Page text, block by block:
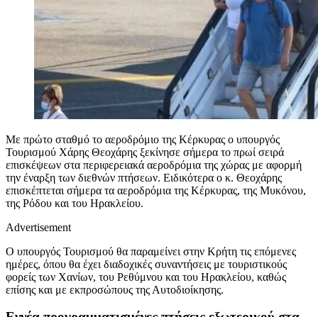
Με πρώτο σταθμό το αεροδρόμιο της Κέρκυρας ο υπουργός
Τουρισμού Χάρης Θεοχάρης ξεκίνησε σήμερα το πρωί σειρά
επισκέψεων στα περιφερειακά αεροδρόμια της χώρας με αφορμή
την έναρξη των διεθνών πτήσεων. Ειδικότερα ο κ. Θεοχάρης
επισκέπτεται σήμερα τα αεροδρόμια της Κέρκυρας, της Μυκόνου,
της Ρόδου και του Ηρακλείου.
Advertisement
Ο υπουργός Τουρισμού θα παραμείνει στην Κρήτη τις επόμενες
ημέρες, όπου θα έχει διαδοχικές συναντήσεις με τουριστικούς
φορείς των Χανίων, του Ρεθύμνου και του Ηρακλείου, καθώς
επίσης και με εκπροσώπους της Αυτοδιοίκησης.